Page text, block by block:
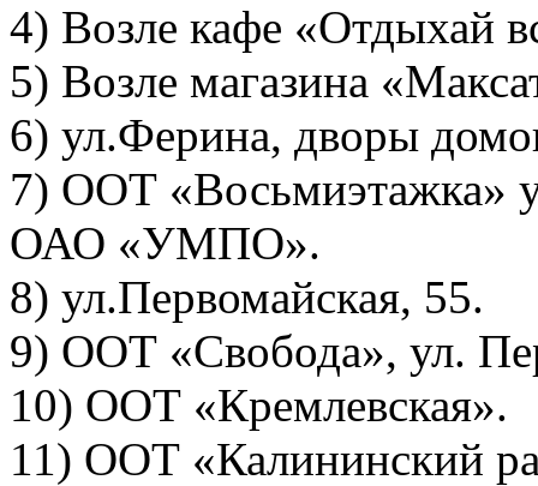
4) Возле кафе «Отдыхай
5) Возле магазина
6) ул.Ферина, дворы
7) ООТ «Восьмиэтажка»
ОАО «УМПО».
8) ул.Первомайская, 55.
9) ООТ «Свобода», ул.
10) ООТ «Кремлевская».
11) ООТ «Калининский